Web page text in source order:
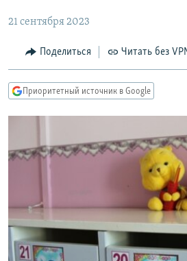
Вернутся
Вернутся
МНЕНИЯ
КУЛЬТУРА
КАВКАЗ.РЕАЛИИ
СИБИРЬ.РЕАЛИИ
ПОДПИШИТЕСЬ НА РАССЫЛКУ
СОЦИАЛЬНЫЕ СЕТИ
21 сентября 2023
Поделиться Читать без
Приоритетный источник в Google